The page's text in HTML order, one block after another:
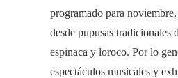
programado para
desde pupusas
espinaca y loroco. Por lo
espectáculos musicales y